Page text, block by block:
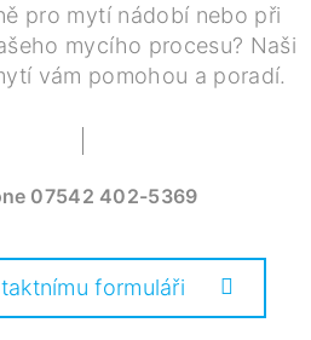
pro mytí nádobí nebo při
mycího procesu? Naši
vám pomohou a poradí.
07542 402-5369
formuláři